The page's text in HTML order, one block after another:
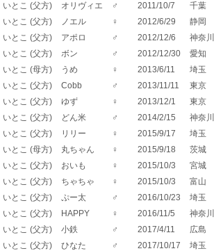
いとこ (父方) オリヴィエ ♂ 2011/10/7 千葉
いとこ (父方) ノエル ♀ 2012/6/29 静岡
いとこ (父方) アポロ ♂ 2012/12/6 神奈川
いとこ (父方) ボン ♂ 2012/12/30 愛知
いとこ (母方) うめ ♀ 2013/6/11 埼玉
いとこ (父方) Cobb ♂ 2013/11/11 東京
いとこ (父方) ゆず ♀ 2013/12/1 東京
いとこ (父方) どん米 ♂ 2014/2/15 神奈川
いとこ (父方) リリー ♀ 2015/9/17 埼玉
いとこ (母方) 丸ちゃん ♀ 2015/9/18 茨城
いとこ (父方) おいも ♀ 2015/10/3 宮城
いとこ (父方) ちゃちゃ ♀ 2015/10/3 富山
いとこ (父方) ぷー太 ♂ 2016/10/23 埼玉
いとこ (父方) HAPPY ♀ 2016/11/5 神奈川
いとこ (父方) 小鉄 ♂ 2017/4/11 広島
いとこ (父方) ひなた ♂ 2017/10/17 埼玉